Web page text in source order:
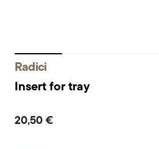
Radici
Insert for tray
20,50 €